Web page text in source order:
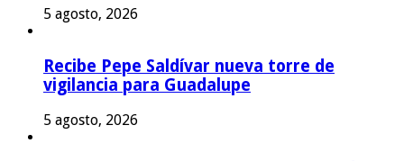
5 agosto, 2026
Recibe Pepe Saldívar nueva torre de
vigilancia para Guadalupe
5 agosto, 2026